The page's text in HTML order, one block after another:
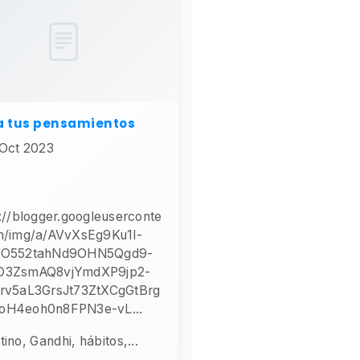
tus pensamientos
2023
blogger.googleuserconte
img/a/AVvXsEg9Ku1l-
vL...
Gandhi, hábitos,...